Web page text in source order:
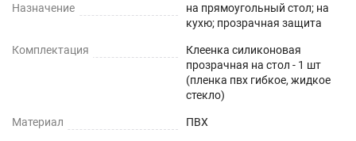
Назначение
на прямоугольный стол; на
кухю; прозрачная защита
Комплектация
Клеенка силиконовая
прозрачная на стол - 1 шт
(пленка пвх гибкое, жидкое
стекло)
Материал ПВХ